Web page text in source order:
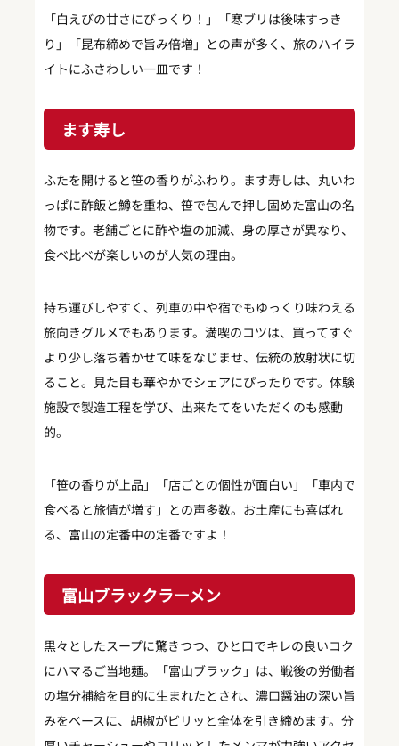
「白えびの甘さにびっくり！」「寒ブリは後味すっき
り」「昆布締めで旨み倍増」との声が多く、旅のハイラ
イトにふさわしい一皿です！
ます寿し
ふたを開けると笹の香りがふわり。ます寿しは、丸いわ
っぱに酢飯と鱒を重ね、笹で包んで押し固めた富山の名
物です。老舗ごとに酢や塩の加減、身の厚さが異なり、
食べ比べが楽しいのが人気の理由。
持ち運びしやすく、列車の中や宿でもゆっくり味わえる
旅向きグルメでもあります。満喫のコツは、買ってすぐ
より少し落ち着かせて味をなじませ、伝統の放射状に切
ること。見た目も華やかでシェアにぴったりです。体験
施設で製造工程を学び、出来たてをいただくのも感動
的。
「笹の香りが上品」「店ごとの個性が面白い」「車内で
食べると旅情が増す」との声多数。お土産にも喜ばれ
る、富山の定番中の定番ですよ！
富山ブラックラーメン
黒々としたスープに驚きつつ、ひと口でキレの良いコク
にハマるご当地麺。「富山ブラック」は、戦後の労働者
の塩分補給を目的に生まれたとされ、濃口醤油の深い旨
みをベースに、胡椒がピリッと全体を引き締めます。分